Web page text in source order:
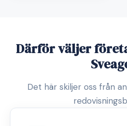
Därför väljer
Det här skiljer oss från